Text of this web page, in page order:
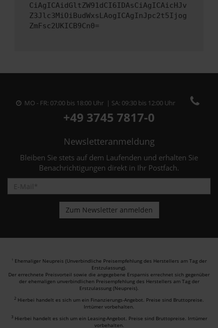
CiAgICAidGltZW91dCI6IDAsCiAgICAicHJv
Z3Jlc3MiOiBudWxsLAogICAgInJpc2t5Ijog
ZmFsc2UKICB9Cn0=
MO - FR: 07:00 bis 18:00 Uhr | SA: 09:30 bis 12:00 Uhr
+49 3745 7817-0
Newsletteranmeldung
Bleiben Sie stets auf dem Laufenden und erhalten Sie
Benachrichtigungen direkt in Ihr Postfach.
1 Ehemaliger Neupreis (Unverbindliche Preisempfehlung des Herstellers am Tag der
Erstzulassung).
Der errechnete Preisvorteil sowie die angegebene Ersparnis errechnet sich gegenüber
der ehemaligen unverbindlichen Preisempfehlung des Herstellers am Tag der
Erstzulassung (Neupreis).
2 Hierbei handelt es sich um ein Finanzierungs-Angebot. Preise sind Bruttopreise.
Irrtümer vorbehalten.
3 Hierbei handelt es sich um ein Leasing-Angebot. Preise sind Bruttopreise. Irrtümer
vorbehalten.